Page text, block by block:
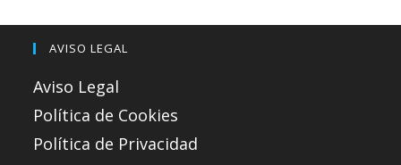
AVISO LEGAL
Aviso Legal
Política de Cookies
Política de Privacidad